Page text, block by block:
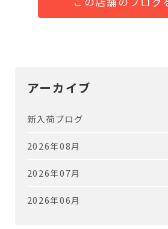
アーカイブ
新入荷ブログ
2026年08月
2026年07月
2026年06月